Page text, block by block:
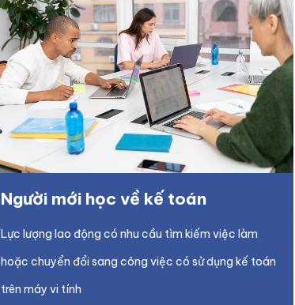
Người mới học về kế toán
Lực lượng lao động có nhu cầu tìm kiếm việc làm
hoặc chuyển đổi sang công việc có sử dụng kế toán
trên máy vi tính